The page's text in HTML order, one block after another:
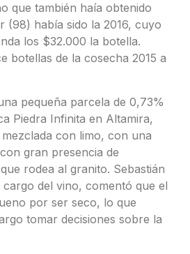
que también haía obtenido
(98) había sido la 2016, cuyo
los $32.000 la botella.
botellas de la cosecha 2015 a
pequeña parcela de 0,73%
Piedra Infinita en Altamira,
con limo, con una
gran presencia de
rodea al granito. Sebastián
del vino, comentó que el
por ser seco, lo que
tomar decisiones sobre la